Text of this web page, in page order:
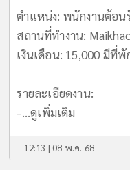
ตำแหน่ง: พนักงานต้อ
สถานที่ทำงาน:
เงินเดือน: 15,000 มีที่พั
รายละเอียดงาน:
-...ดูเพิ่มเติม
12:13 | 08 พ.ค. 68